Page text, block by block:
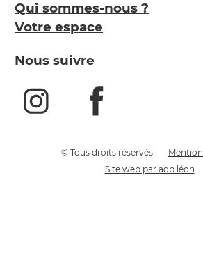
Qui sommes-nous ?
Votre espace
Nous suivre
© Tous droits réservés
Site web par adb léon